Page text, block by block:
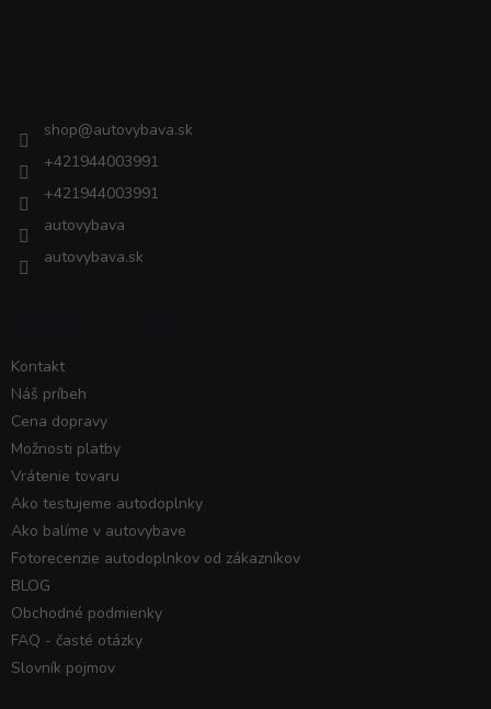
shop@autovybava.sk
+421944003991
+421944003991
autovybava
autovybava.sk
Kontakt
Náš príbeh
Cena dopravy
Možnosti platby
Vrátenie tovaru
Ako testujeme autodoplnky
Ako balíme v autovybave
Fotorecenzie autodoplnkov od zákazníkov
BLOG
Obchodné podmienky
FAQ - časté otázky
Slovník pojmov